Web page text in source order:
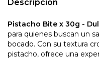
Descripción
Pistacho Bite x 30g -
para quienes buscan un
bocado. Con su textura
pistacho, ofrece una